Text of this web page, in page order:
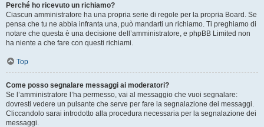
Perché ho ricevuto un richiamo?
Ciascun amministratore ha una propria serie di regole per la propria Board. Se
pensa che tu ne abbia infranta una, può mandarti un richiamo. Ti preghiamo di
notare che questa è una decisione dell’amministratore, e phpBB Limited non
ha niente a che fare con questi richiami.
Top
Come posso segnalare messaggi ai moderatori?
Se l’amministratore l’ha permesso, vai al messaggio che vuoi segnalare:
dovresti vedere un pulsante che serve per fare la segnalazione dei messaggi.
Cliccandolo sarai introdotto alla procedura necessaria per la segnalazione dei
messaggi.